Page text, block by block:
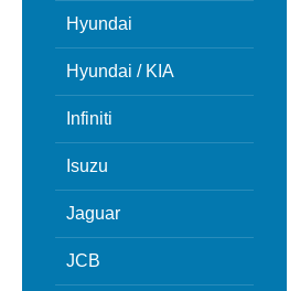
Hyundai
Hyundai / KIA
Infiniti
Isuzu
Jaguar
JCB